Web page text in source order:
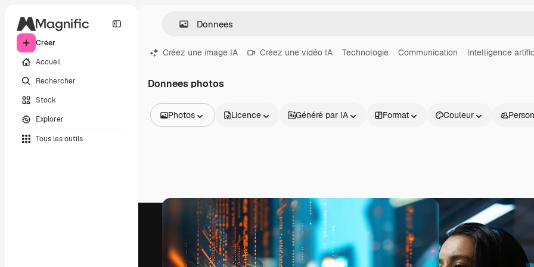
Créer
Accueil
Rechercher
Stock
Explorer
Tous les outils
Créez une image IA Créez une vidéo IA Technologie Communication Intelligence
Donnees photos
Photos
Vidéos
Clips de vidéo
Graphiques animés
Templates vidéos
Icônes
Modèles 3D
Polices
Licence Généré par IA Format Couleur
Produits Commencer